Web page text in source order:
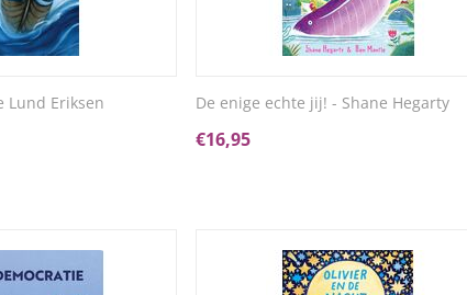
Lund Eriksen De enige echte jij! - Shane Hegarty
€16,95